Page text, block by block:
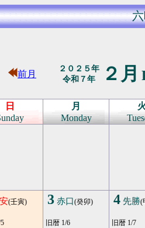
前月
２０２５年
令和７年
２月
日
月
Monday
(壬寅) 3 赤口(癸卯)
旧暦 1/6
4 先勝(
旧暦 1/7